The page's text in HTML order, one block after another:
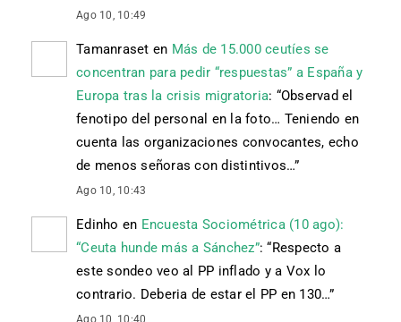
Ago 10, 10:49
Tamanraset en Más de 15.000 ceutíes se
concentran para pedir “respuestas” a España y
Europa tras la crisis migratoria: “Observad el
fenotipo del personal en la foto… Teniendo en
cuenta las organizaciones convocantes, echo
de menos señoras con distintivos…”
Ago 10, 10:43
Edinho en Encuesta Sociométrica (10 ago):
“Ceuta hunde más a Sánchez”: “Respecto a
este sondeo veo al PP inflado y a Vox lo
contrario. Deberia de estar el PP en 130…”